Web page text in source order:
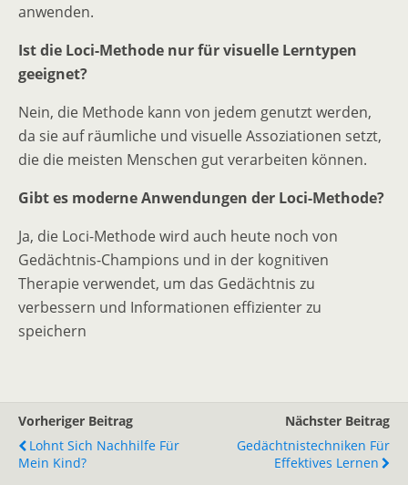
anwenden.
Ist die Loci-Methode nur für visuelle Lerntypen
geeignet?
Nein, die Methode kann von jedem genutzt werden,
da sie auf räumliche und visuelle Assoziationen setzt,
die die meisten Menschen gut verarbeiten können.
Gibt es moderne Anwendungen der Loci-Methode?
Ja, die Loci-Methode wird auch heute noch von
Gedächtnis-Champions und in der kognitiven
Therapie verwendet, um das Gedächtnis zu
verbessern und Informationen effizienter zu
speichern
Vorheriger Beitrag
Lohnt Sich Nachhilfe Für
Mein Kind?
Nächster Beitrag
Gedächtnistechniken Für
Effektives Lernen